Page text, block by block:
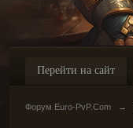
Перейти на сайт
Форум Euro-PvP.Com →